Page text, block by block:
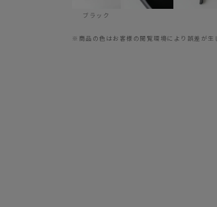
ブラック
※商品の色はお客様の閲覧環境により誤差が生